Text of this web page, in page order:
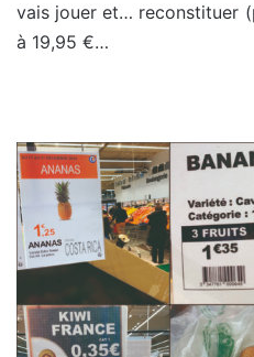
vais jouer et… reconstituer
à 19,95 €…